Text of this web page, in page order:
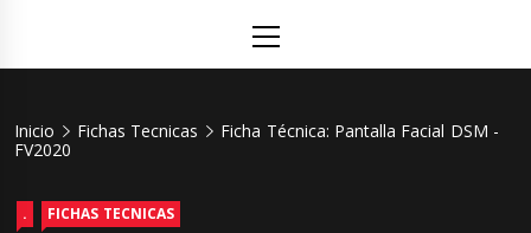
San
principal
Inicio Fichas Tecnicas
Ficha Técnica: Pantalla Facial DSM -
FV2020
. FICHAS TECNICAS